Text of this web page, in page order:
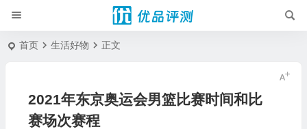
首页 生活好物 正文
2021年东京奥运会男篮比赛时间和比
赛场次赛程